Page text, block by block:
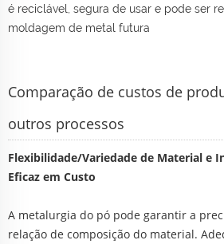
é reciclável, segura de usar e pode ser
moldagem de metal futura
Comparação de custos de
outros processos
Flexibilidade/Variedade de Material e
Eficaz em Custo
A metalurgia do pó pode garantir a
relação de composição do material.